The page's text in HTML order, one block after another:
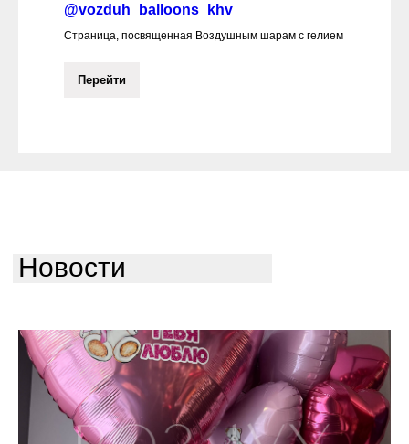
@vozduh_balloons_khv
Страница, посвященная Воздушным шарам с гелием
Перейти
Новости